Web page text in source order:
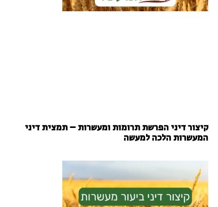
קיצור דיני הפרשת תרומות ומעשרות – תמצית דיני
המעשרות הלכה למעשה